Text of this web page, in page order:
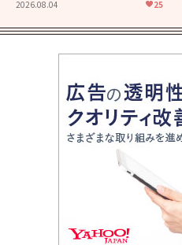
2026.08.04
25